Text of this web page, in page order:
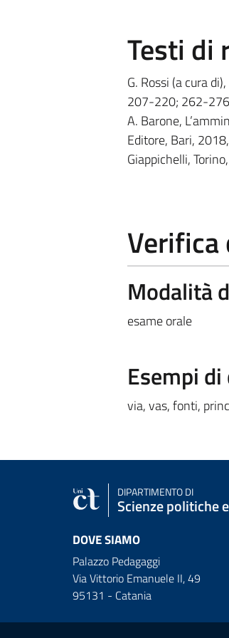
Testi di
G. Rossi (a cura
207-220; 262-276
A. Barone,
Editore, Bari,
Giappichelli,
Modalità
esame orale
Esempi
via, vas, fonti,
DIPARTIMENTO DI
Scienze politiche
DOVE SIAMO
Palazzo Pedagaggi
Via Vittorio Emanuele II, 49
95131 - Catania